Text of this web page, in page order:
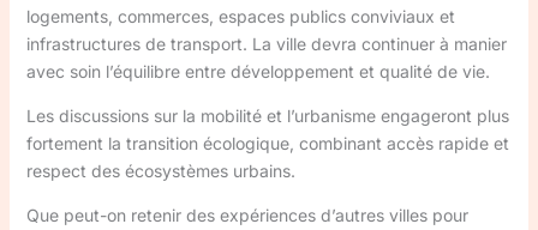
logements, commerces, espaces publics conviviaux et
infrastructures de transport. La ville devra continuer à manier
avec soin l’équilibre entre développement et qualité de vie.
Les discussions sur la mobilité et l’urbanisme engageront plus
fortement la transition écologique, combinant accès rapide et
respect des écosystèmes urbains.
Que peut-on retenir des expériences d’autres villes pour